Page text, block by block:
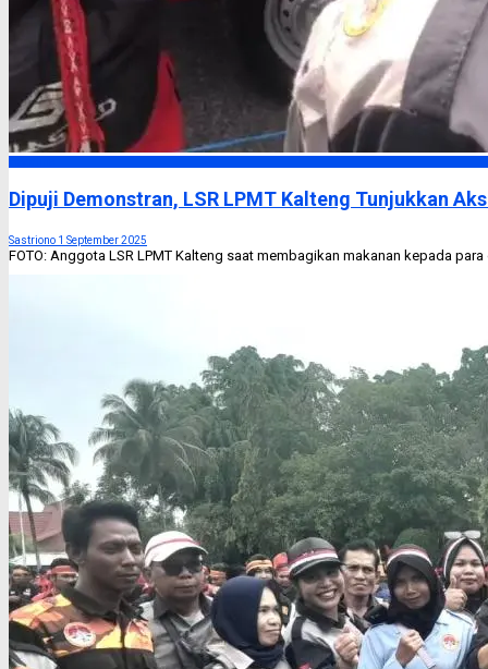
Dipuji Demonstran, LSR LPMT Kalteng Tunjukkan
Sastriono 1 September 2025
FOTO: Anggota LSR LPMT Kalteng saat membagikan makanan kepada